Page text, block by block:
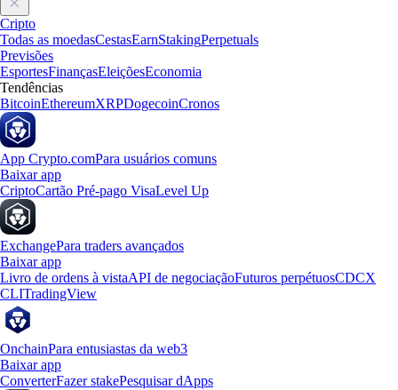
Cripto
Todas as moedasCestasEarnStakingPerpetuals
Previsões
EsportesFinançasEleiçõesEconomia
Tendências
BitcoinEthereumXRPDogecoinCronos
App Crypto.comPara usuários comuns
Baixar app
CriptoCartão Pré-pago VisaLevel Up
ExchangePara traders avançados
Baixar app
Livro de ordens à vistaAPI de negociaçãoFuturos perpétuosCDCX
CLITradingView
OnchainPara entusiastas da web3
Baixar app
ConverterFazer stakePesquisar dApps